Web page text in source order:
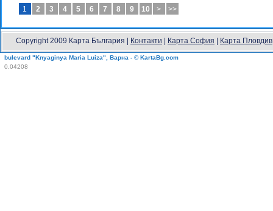
1 2 3 4 5 6 7 8 9 10 > >>
Copyright 2009 Карта България | Контакти | Карта София | Карта Пловдив
bulevard "Knyaginya Maria Luiza", Варна - © KartaBg.com
0.04208